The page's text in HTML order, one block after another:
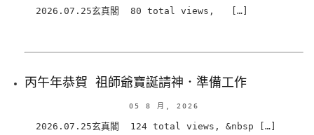
2026.07.25玄真閣 80 total views, […]
丙午年恭賀 祖師爺寶誕請神．準備工作
05 8 月, 2026
2026.07.25玄真閣 124 total views, &nbsp […]